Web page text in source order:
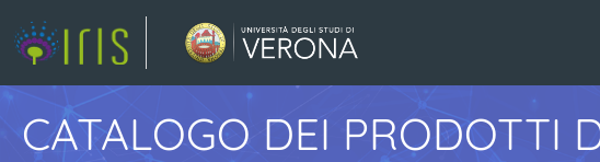
CATALOGO DEI PRODOTTI